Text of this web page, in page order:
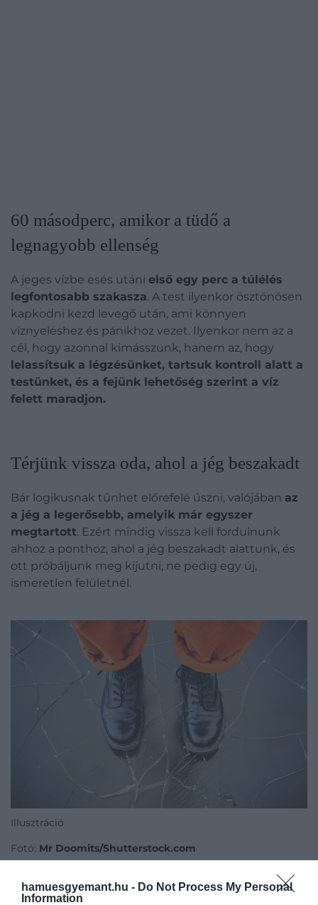
hamuesgyemant.hu - Do Not Process My Personal
Information
60 másodperc, amikor a tüdő a
legnagyobb ellenség
A jeges vízbe esés utáni első egy perc a túlélés
legfontosabb szakasza. A test ilyenkor ösztönösen
kapkodni kezd levegő után, ami könnyen
víznyeléshez és pánikhoz vezet. Ilyenkor nem az a
cél, hogy azonnal kimásszunk, hanem az, hogy
lelassítsuk a légzésünket, tartsuk kontroll alatt a
testünket, és a fejünk lehetőség szerint a víz
felett maradjon.
Térjünk vissza oda, ahol a jég beszakadt
Bár logikusnak tűnhet előrefelé úszni, valójában az
a jég a legerősebb, amelyik már egyszer
megtartott. Ezért mindig vissza kell fordulnunk
ahhoz a ponthoz, ahol a jég beszakadt alattunk, és
ott próbáljunk meg kijutni, ne pedig egy új,
ismeretlen felületnél.
Illusztráció
Fotó: Mr Doomits/Shutterstock.com